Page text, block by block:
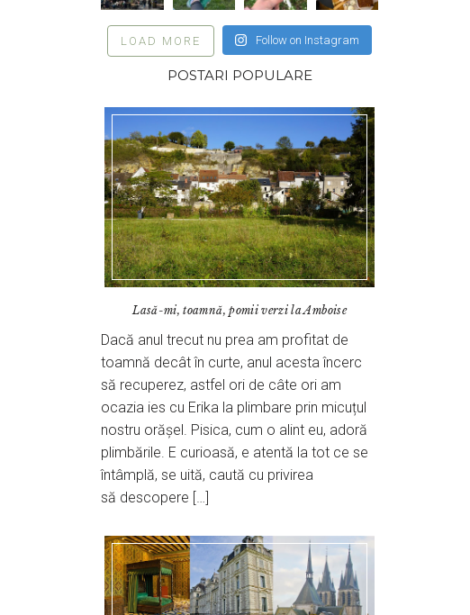
LOAD MORE Follow on Instagram
POSTARI POPULARE
Lasă-mi, toamnă, pomii verzi la Amboise
Dacă anul trecut nu prea am profitat de
toamnă decât în curte, anul acesta încerc
să recuperez, astfel ori de câte ori am
ocazia ies cu Erika la plimbare prin micuțul
nostru orășel. Pisica, cum o alint eu, adoră
plimbările. E curioasă, e atentă la tot ce se
întâmplă, se uită, caută cu privirea
să descopere […]